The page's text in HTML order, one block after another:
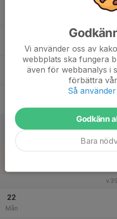
Fotbollsskolan
20
v.39
22
Mån
Vi använder oss av
webbplats ska fungera
även för webbanalys i
förbättra
Så
Godkänn
Bara